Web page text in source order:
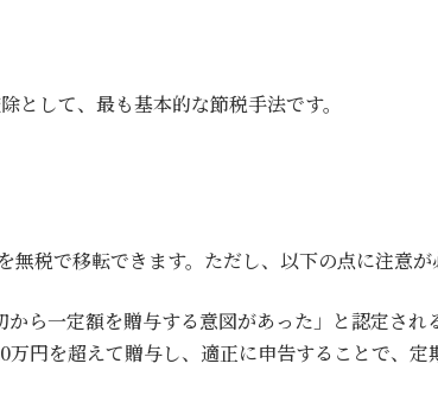
として、最も基本的な節税手法です。
税で移転できます。ただし、以下の点に注意が
ら一定額を贈与する意図があった」と認定され
円を超えて贈与し、適正に申告することで、定